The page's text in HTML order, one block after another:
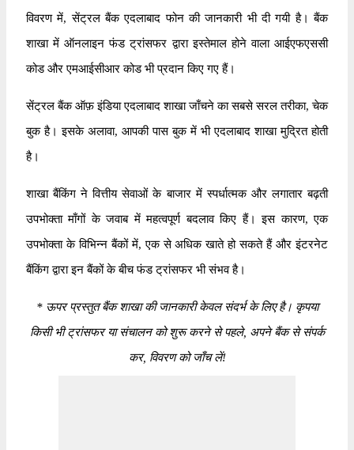
विवरण में, सेंट्रल बैंक एदलाबाद फोन की जानकारी भी दी गयी है। बैंक
शाखा में ऑनलाइन फंड ट्रांसफर द्वारा इस्तेमाल होने वाला आईएफएससी
कोड और एमआईसीआर कोड भी प्रदान किए गए हैं।
सेंट्रल बैंक ऑफ़ इंडिया एदलाबाद शाखा जाँचने का सबसे सरल तरीका, चेक
बुक है। इसके अलावा, आपकी पास बुक में भी एदलाबाद शाखा मुद्रित होती
है।
शाखा बैंकिंग ने वित्तीय सेवाओं के बाजार में स्पर्धात्मक और लगातार बढ़ती
उपभोक्ता माँगों के जवाब में महत्वपूर्ण बदलाव किए हैं। इस कारण, एक
उपभोक्ता के विभिन्न बैंकों में, एक से अधिक खाते हो सकते हैं और इंटरनेट
बैंकिंग द्वारा इन बैंकों के बीच फंड ट्रांसफर भी संभव है।
*ऊपर प्रस्तुत बैंक शाखा की जानकारी केवल संदर्भ के लिए है। कृपया
किसी भी ट्रांसफर या संचालन को शुरू करने से पहले, अपने बैंक से संपर्क
कर, विवरण को जाँच लें!